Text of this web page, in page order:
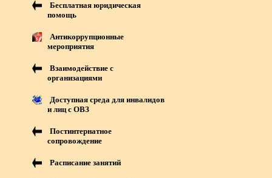
Бесплатная юридическая
помощь
Антикоррупционные
мероприятия
Взаимодействие с
организациями
Доступная среда для инвалидов
и лиц с ОВЗ
Постинтернатное
сопровождение
Расписание занятий